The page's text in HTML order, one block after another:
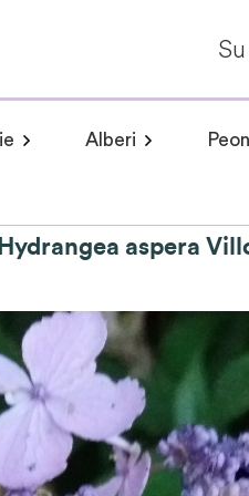
primaverile
Arbusti a
arborescens
Alberi Plumeria
Hydrangea aspera